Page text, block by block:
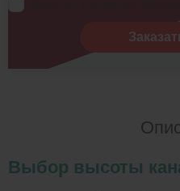
Даю согласие на
Выбор высоты